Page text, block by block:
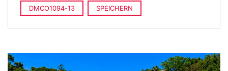
DMCO1094-13 SPEICHERN